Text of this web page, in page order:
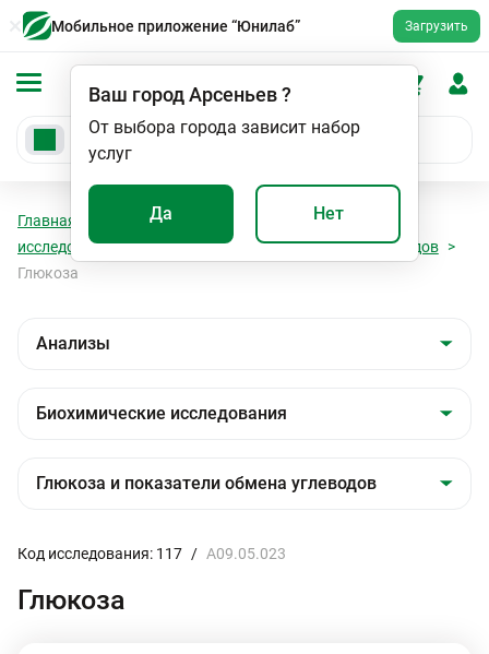
Мобильное приложение “Юнилаб” Загрузить
Ваш городАрсеньев?
От выбора города зависит набор
услуг
Да Нет
Главная Анализы
Биохимические
исследования
Глюкоза и показатели обмена углеводов
Глюкоза
Код исследования: 117 / A09.05.023
Глюкоза